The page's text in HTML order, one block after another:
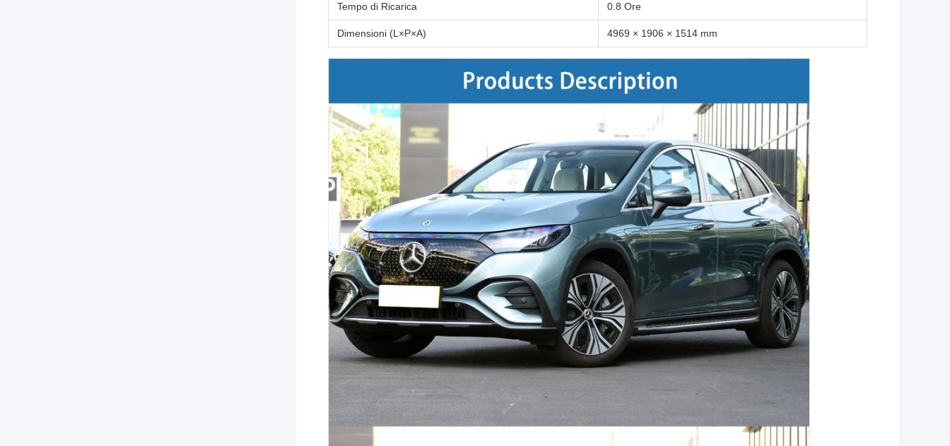
Tempo di Ricarica 0.8 Ore
Dimensioni (L×P×A) 4969 × 1906 × 1514 mm